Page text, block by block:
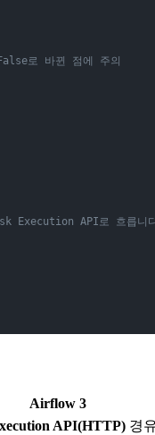
로 바뀐 점에 주의
Execution API로 흐릅니
Airflow 3
API(HTTP) 경